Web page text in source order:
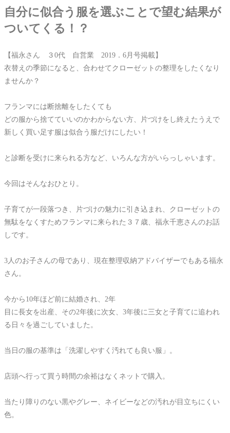
自分に似合う服を選ぶことで望む結果が
ついてくる！？
【福永さん ３0代 自営業 2019．6月号掲載】
衣替えの季節になると、合わせてクローゼットの整理をしたくなり
ませんか？
フランマには断捨離をしたくても
どの服から捨てていいのかわからない方、片づけをし終えたうえで
新しく買い足す服は似合う服だけにしたい！
と診断を受けに来られる方など、いろんな方がいらっしゃいます。
今回はそんなおひとり。
子育てが一段落つき、片づけの魅力に引き込まれ、クローゼットの
無駄をなくすためフランマに来られた３７歳、福永千恵さんのお話
しです。
3人のお子さんの母であり、現在整理収納アドバイザーでもある福永
さん。
今から10年ほど前に結婚され、2年
目に長女を出産、その2年後に次女、3年後に三女と子育てに追われ
る日々を過ごしていました。
当日の服の基準は「洗濯しやすく汚れても良い服」。
店頭へ行って買う時間の余裕はなくネットで購入。
当たり障りのない黒やグレー、ネイビーなどの汚れが目立ちにくい
色。